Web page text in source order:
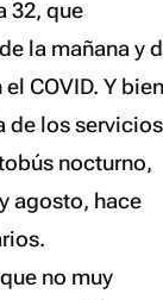
32, que
la mañana y
COVID. Y
de los
nocturno,
agosto, hace
no muy